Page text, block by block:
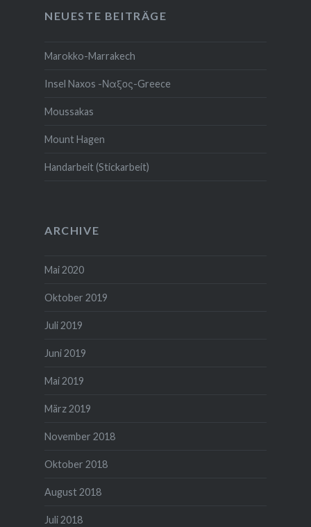
NEUESTE BEITRÄGE
Marokko-Marrakech
Insel Naxos -Ναξος-Greece
Moussakas
Mount Hagen
Handarbeit (Stickarbeit)
ARCHIVE
Mai 2020
Oktober 2019
Juli 2019
Juni 2019
Mai 2019
März 2019
November 2018
Oktober 2018
August 2018
Juli 2018